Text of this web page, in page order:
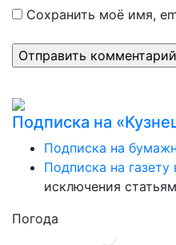
Сохранить моё имя,
Подписка на
Подписка на
Подписка на
исключения
Погода